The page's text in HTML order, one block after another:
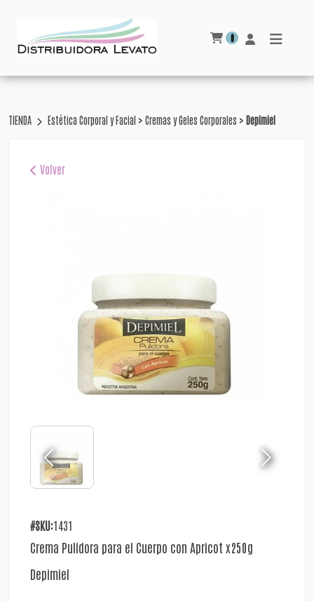
0
TIENDA Estética Corporal y Facial > Cremas y Geles Corporales > Depimiel
Volver
#SKU:1431
Crema Pulidora para el Cuerpo con Apricot x250g
Depimiel